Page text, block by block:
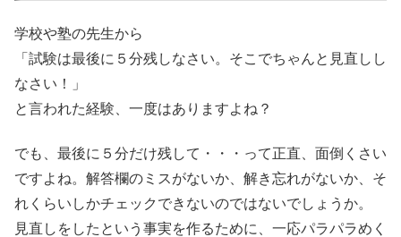
学校や塾の先生から
「試験は最後に５分残しなさい。そこでちゃんと見直しし
なさい！」
と言われた経験、一度はありますよね？
でも、最後に５分だけ残して・・・って正直、面倒くさい
ですよね。解答欄のミスがないか、解き忘れがないか、そ
れくらいしかチェックできないのではないでしょうか。
見直しをしたという事実を作るために、一応パラパラめく